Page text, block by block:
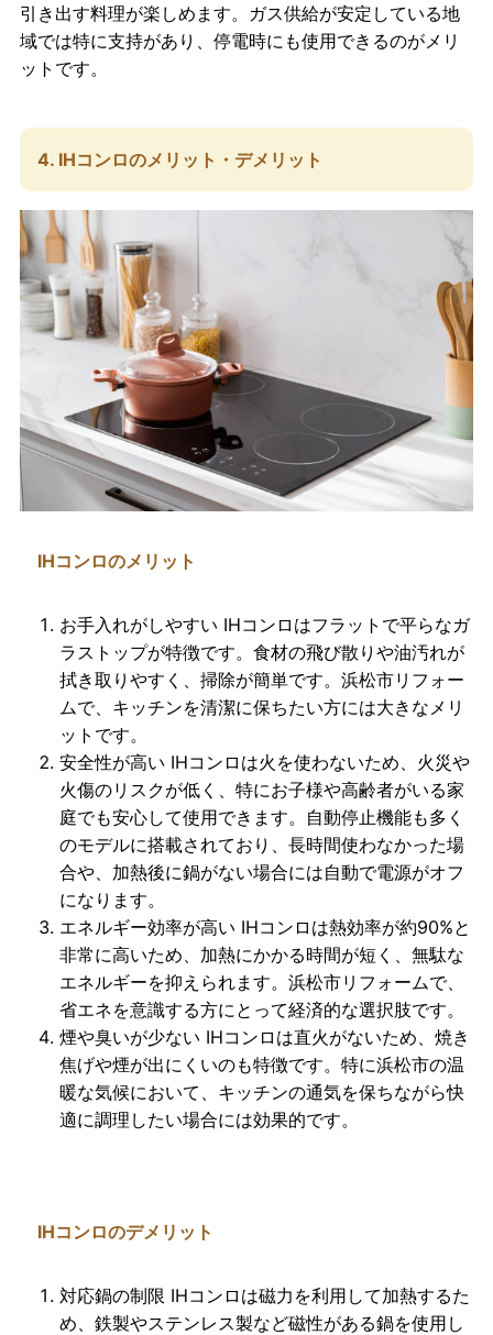
引き出す料理が楽しめます。ガス供給が安定している地
域では特に支持があり、停電時にも使用できるのがメリ
ットです。
4. IHコンロのメリット・デメリット
IHコンロのメリット
お手入れがしやすい IHコンロはフラットで平らなガ
ラストップが特徴です。 食材の飛び散りや油汚れが
拭き取りやすく、掃除が簡単です。浜松市リフォー
ムで、キッチンを清潔に保ちたい方には大きなメリ
ットです。
安全性が高い IHコンロは火を使わないため、火災や
火傷のリスクが低く、特にお子様や高齢者がいる家
庭でも安心して使用できます。自動停止機能も多く
のモデルに搭載されており、長時間使わなかった場
合や、加熱後に鍋がない場合には自動で電源がオフ
になります。
エネルギー効率が高い IHコンロは熱効率が約90%と
非常に高いため、加熱にかかる時間が短く、無駄な
エネルギーを抑えられます。浜松市リフォームで、
省エネを意識する方にとって経済的な選択肢です。
煙や臭いが少ない IHコンロは直火がないため、焼き
焦げや煙が出にくいのも特徴です。特に浜松市の温
暖な気候において、キッチンの通気を保ちながら快
適に調理したい場合には効果的です。
IHコンロのデメリット
対応鍋の制限 IHコンロは磁力を利用して加熱するた
め、鉄製やステンレス製など磁性がある鍋を使用し